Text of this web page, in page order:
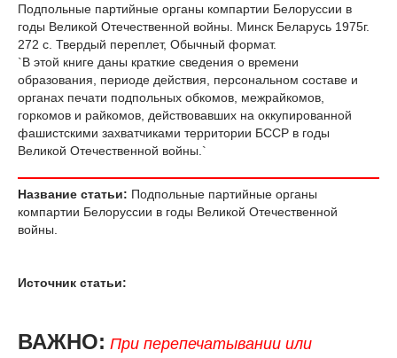
Подпольные партийные органы компартии Белоруссии в
годы Великой Отечественной войны. Минск Беларусь 1975г.
272 с. Твердый переплет, Обычный формат.
`В этой книге даны краткие сведения о времени
образования, периоде действия, персональном составе и
органах печати подпольных обкомов, межрайкомов,
горкомов и райкомов, действовавших на оккупированной
фашистскими захватчиками территории БССР в годы
Великой Отечественной войны.`
Название статьи: Подпольные партийные органы
компартии Белоруссии в годы Великой Отечественной
войны.
Источник статьи:
ВАЖНО: При перепечатывании или